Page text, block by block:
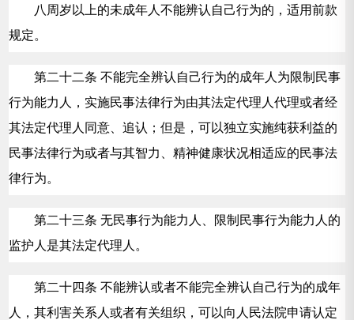
八周岁以上的未成年人不能辨认自己行为的，适用前款
规定。
第二十二条 不能完全辨认自己行为的成年人为限制民事
行为能力人，实施民事法律行为由其法定代理人代理或者经
其法定代理人同意、追认；但是，可以独立实施纯获利益的
民事法律行为或者与其智力、精神健康状况相适应的民事法
律行为。
第二十三条 无民事行为能力人、限制民事行为能力人的
监护人是其法定代理人。
第二十四条 不能辨认或者不能完全辨认自己行为的成年
人，其利害关系人或者有关组织，可以向人民法院申请认定